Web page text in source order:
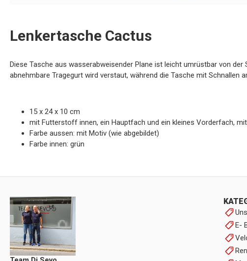
Lenkertasche Cactus
Diese Tasche aus wasserabweisender Plane ist leicht umrüstbar von
abnehmbare Tragegurt wird verstaut, während die Tasche mit Schnallen
15 x 24 x 10 cm
mit Futterstoff innen, ein Hauptfach und ein kleines Vorderfach,
Farbe aussen: mit Motiv (wie abgebildet)
Farbe innen: grün
E-